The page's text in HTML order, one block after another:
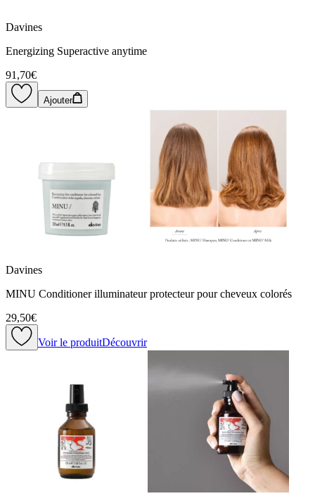
Davines
Energizing Superactive anytime
91,70€
Ajouter
Davines
MINU Conditioner illuminateur protecteur pour cheveux colorés
29,50€
Voir le produitDécouvrir